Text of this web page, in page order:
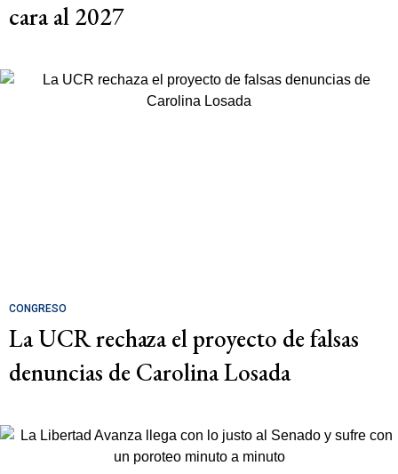
cara al 2027
CONGRESO
La UCR rechaza el proyecto de falsas
denuncias de Carolina Losada